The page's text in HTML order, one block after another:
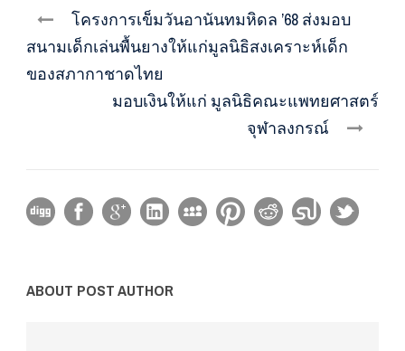
โครงการเข็มวันอานันทมหิดล ’68 ส่งมอบ
สนามเด็กเล่นพื้นยางให้แก่มูลนิธิสงเคราะห์เด็ก
ของสภากาชาดไทย
มอบเงินให้แก่ มูลนิธิคณะแพทยศาสตร์
จุฬาลงกรณ์
ABOUT POST AUTHOR